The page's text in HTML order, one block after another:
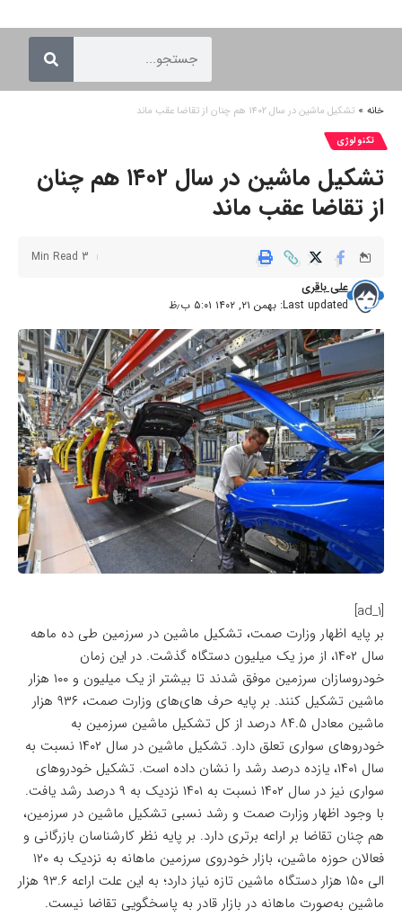
خانه » تشکیل ماشین در سال ۱۴۰۲ هم چنان از تقاضا عقب ماند
تکنولوژی
تشکیل ماشین در سال ۱۴۰۲ هم چنان
از تقاضا عقب ماند
Last updated: بهمن ۲۱, ۱۴۰۲ ۵:۰۱ ب٫ظ
علی باقری
3 Min Read
[ad_1]
بر پایه اظهار وزارت صمت، تشکیل ماشین در سرزمین طی ده ماهه
سال ۱۴۰۲، از مرز یک میلیون دستگاه گذشت. در این زمان
خودروسازان سرزمین موفق شدند تا بیشتر از یک میلیون و ۱۰۰ هزار
ماشین تشکیل کنند. بر پایه حرف های‌های وزارت صمت، ۹۳۶ هزار
ماشین معادل ۸۴.۵ درصد از کل تشکیل ماشین سرزمین به
خودروهای سواری تعلق دارد. تشکیل ماشین در سال ۱۴۰۲ نسبت به
سال ۱۴۰۱، یازده درصد رشد را نشان داده است. تشکیل خودروهای
سواری نیز در سال ۱۴۰۲ نسبت به ۱۴۰۱ نزدیک به ۹ درصد رشد یافت.
با وجود اظهار وزارت صمت و رشد نسبی تشکیل ماشین در سرزمین،
هم چنان تقاضا بر اراعه برتری دارد. بر پایه نظر کارشناسان بازرگانی و
فعالان حوزه ماشین، بازار خودروی سرزمین ماهانه به نزدیک به ۱۲۰
الی ۱۵۰ هزار دستگاه ماشین تازه نیاز دارد؛ به این علت اراعه ۹۳.۶ هزار
ماشین به‌صورت ماهانه در بازار قادر به پاسخگویی تقاضا نیست.